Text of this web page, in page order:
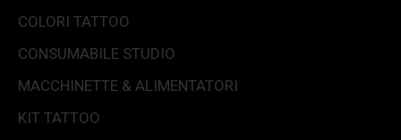
COLORI TATTOO
CONSUMABILE STUDIO
MACCHINETTE & ALIMENTATORI
KIT TATTOO